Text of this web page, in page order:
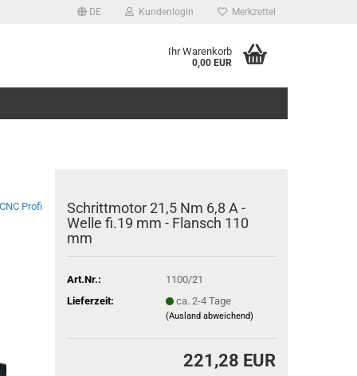
DE Kundenlogin Merkzettel
Ihr Warenkorb
0,00 EUR
CNC Profi
Schrittmotor 21,5 Nm 6,8 A -
Welle fi.19 mm - Flansch 110
mm
Art.Nr.:
1100/21
Lieferzeit:
ca. 2-4 Tage
(Ausland abweichend)
221,28 EUR